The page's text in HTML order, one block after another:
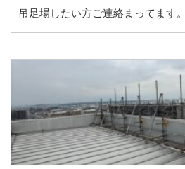
吊足場したい方ご連絡まってます。